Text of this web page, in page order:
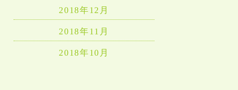
2018年12月
2018年11月
2018年10月